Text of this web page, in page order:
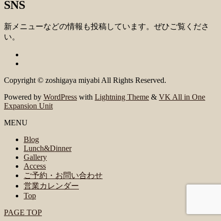
SNS
新メニューなどの情報も投稿しています。ぜひご覧くださ
い。
Copyright © zoshigaya miyabi All Rights Reserved.
Powered by WordPress with Lightning Theme & VK All in One
Expansion Unit
MENU
Blog
Lunch&Dinner
Gallery
Access
ご予約・お問い合わせ
営業カレンダー
Top
PAGE TOP